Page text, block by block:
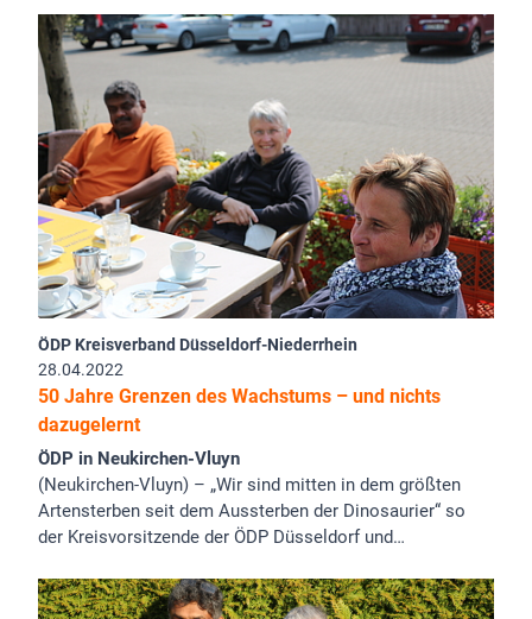
ÖDP Kreisverband Düsseldorf-Niederrhein
28.04.2022
50 Jahre Grenzen des Wachstums – und nichts
dazugelernt
ÖDP in Neukirchen-Vluyn
(Neukirchen-Vluyn) – „Wir sind mitten in dem größten
Artensterben seit dem Aussterben der Dinosaurier“ so
der Kreisvorsitzende der ÖDP Düsseldorf und…